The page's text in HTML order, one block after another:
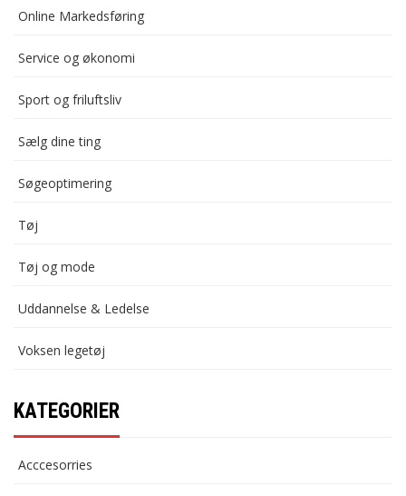
Online Markedsføring
Service og økonomi
Sport og friluftsliv
Sælg dine ting
Søgeoptimering
Tøj
Tøj og mode
Uddannelse & Ledelse
Voksen legetøj
KATEGORIER
Acccesorries